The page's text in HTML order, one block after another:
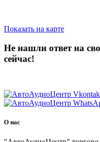
Показать на карте
Не нашли ответ на
сейчас!
О нас